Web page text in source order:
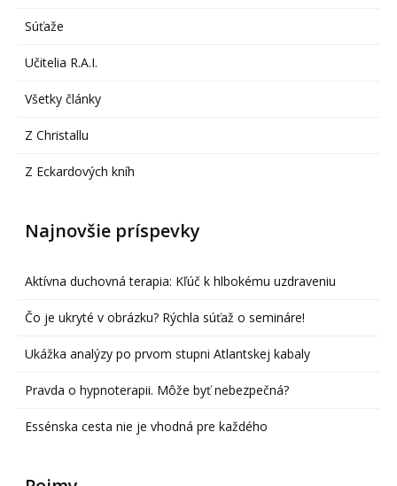
Súťaže
Učitelia R.A.I.
Všetky články
Z Christallu
Z Eckardových kníh
Najnovšie príspevky
Aktívna duchovná terapia: Kľúč k hlbokému uzdraveniu
Čo je ukryté v obrázku? Rýchla súťaž o semináre!
Ukážka analýzy po prvom stupni Atlantskej kabaly
Pravda o hypnoterapii. Môže byť nebezpečná?
Essénska cesta nie je vhodná pre každého